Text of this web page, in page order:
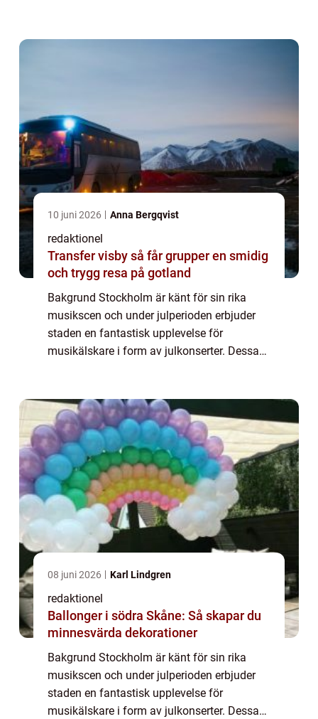
10 juni 2026 Anna Bergqvist
redaktionel
Transfer visby så får grupper en smidig
och trygg resa på gotland
Bakgrund Stockholm är känt för sin rika
musikscen och under julperioden erbjuder
staden en fantastisk upplevelse för
musikälskare i form av julkonserter. Dessa
och så...
08 juni 2026 Karl Lindgren
redaktionel
Ballonger i södra Skåne: Så skapar du
minnesvärda dekorationer
Bakgrund Stockholm är känt för sin rika
musikscen och under julperioden erbjuder
staden en fantastisk upplevelse för
musikälskare i form av julkonserter. Dessa